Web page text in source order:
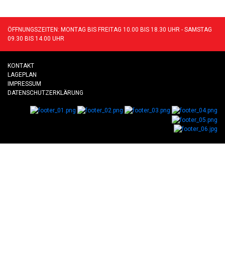
ÖFFNUNGSZEITEN: MONTAG BIS FREITAG 10.00 BIS 18.30 UHR - SAMSTAG
09.30 BIS 14.00 UHR
KONTAKT
LAGEPLAN
IMPRESSUM
DATENSCHUTZERKLÄRUNG